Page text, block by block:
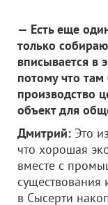
— Есть еще
только
вписывается в
потому что там
производство
объект для
Дмитрий: Это
что хорошая
вместе с
существования
в Сысерти